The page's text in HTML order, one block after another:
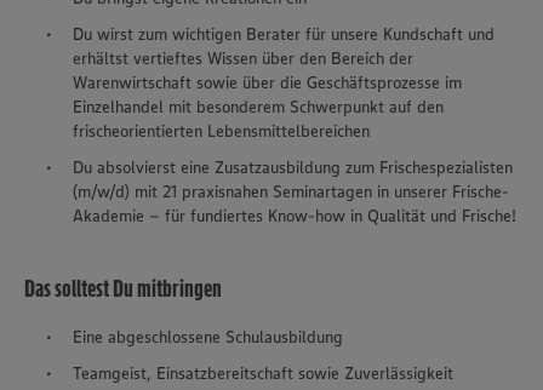
Du wirst zum wichtigen Berater für unsere Kundschaft und
erhältst vertieftes Wissen über den Bereich der
Warenwirtschaft sowie über die Geschäftsprozesse im
Einzelhandel mit besonderem Schwerpunkt auf den
frischeorientierten Lebensmittelbereichen
Du absolvierst eine Zusatzausbildung zum Frischespezialisten
(m/w/d) mit 21 praxisnahen Seminartagen in unserer Frische-
Akademie – für fundiertes Know-how in Qualität und Frische!
Das solltest Du mitbringen
Eine abgeschlossene Schulausbildung
Teamgeist, Einsatzbereitschaft sowie Zuverlässigkeit